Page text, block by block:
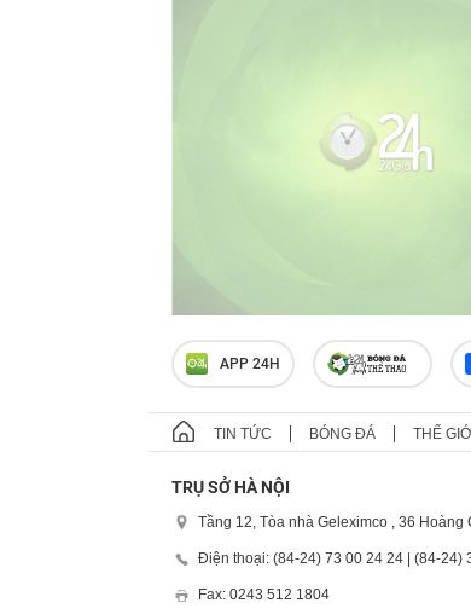
APP 24H
TIN TỨC BÓNG ĐÁ THẾ
TRỤ SỞ HÀ NỘI
Tầng 12, Tòa nhà Geleximco , 36
Điện thoại: (84-24) 73 00 24 24 | (84-24)
Fax: 0243 512 1804